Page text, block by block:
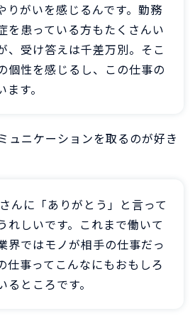
りがいを感じるんです。勤務
を患っている方もたくさんい
、受け答えは千差万別。そこ
個性を感じるし、この仕事の
す。
ュニケーションを取るのが好き
んに「ありがとう」と言って
れしいです。これまで働いて
界ではモノが相手の仕事だっ
仕事ってこんなにもおもしろ
ところです。